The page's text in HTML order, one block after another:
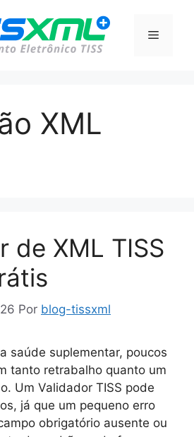
Menu
XML
de XML TISS
Por blog-tissxml
saúde suplementar, poucos
tanto retrabalho quanto um
Um Validador TISS pode
já que um pequeno erro
obrigatório ausente ou